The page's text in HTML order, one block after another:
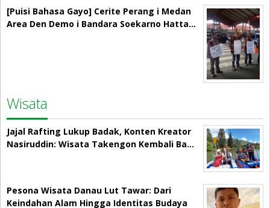
[Puisi Bahasa Gayo] Cerite Perang i Medan
Area Den Demo i Bandara Soekarno Hatta…
Wisata
Jajal Rafting Lukup Badak, Konten Kreator
Nasiruddin: Wisata Takengon Kembali Ba…
Pesona Wisata Danau Lut Tawar: Dari
Keindahan Alam Hingga Identitas Budaya